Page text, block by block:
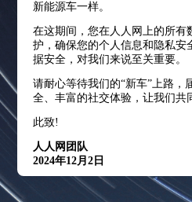
新能源车一样。
在这期间，您在人人网上的所有
护，确保您的个人信息和隐私安
据安全，对我们来说至关重要。
请耐心等待我们的“新车”上路，
全、丰富的社交体验，让我们共
此致!
人人网团队
2024年12月2日